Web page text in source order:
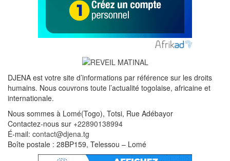
DJENA est votre site d’informations par référence sur les droits
humains. Nous couvrons toute l’actualité togolaise, africaine et
internationale.
Nous sommes à Lomé(Togo), Totsi, Rue Adébayor
Contactez-nous sur +22890138994
É-mail: contact@djena.tg
Boîte postale : 28BP159, Telessou – Lomé